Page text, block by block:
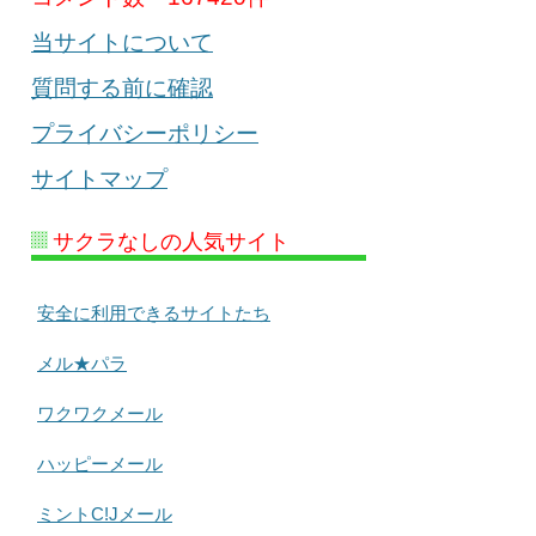
当サイトについて
質問する前に確認
プライバシーポリシー
サイトマップ
サクラなしの人気サイト
安全に利用できるサイトたち
メル★パラ
ワクワクメール
ハッピーメール
ミントC!Jメール